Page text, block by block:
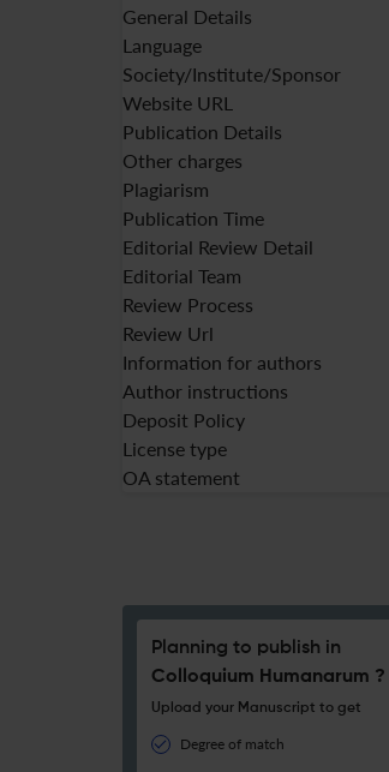
General Details
Language
Society/Institute/Sponsor
Website URL
Publication Details
Other charges
Plagiarism
Publication Time
Editorial Review Detail
Editorial Team
Review Process
Review Url
Information for authors
Author instructions
Deposit Policy
License type
OA statement
Planning to publish in
Colloquium Humanarum ?
Upload your Manuscript to get
Degree of match